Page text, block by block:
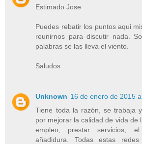
Estimado Jose
Puedes rebatir los puntos aqui
reunirnos para discutir nada.
palabras se las lleva el viento.
Saludos
Unknown 16 de enero de 2015 a
Tiene toda la razón, se trabaja
por mejorar la calidad de vida de
empleo, prestar servicios,
añadidura. Todas estas